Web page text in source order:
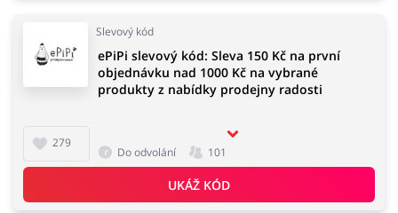
Slevový kód
279
ePiPi slevový kód: Sleva 150 Kč na první
objednávku nad 1000 Kč na vybrané
produkty z nabídky prodejny radosti
Do odvolání 101
UKÁŽ KÓD